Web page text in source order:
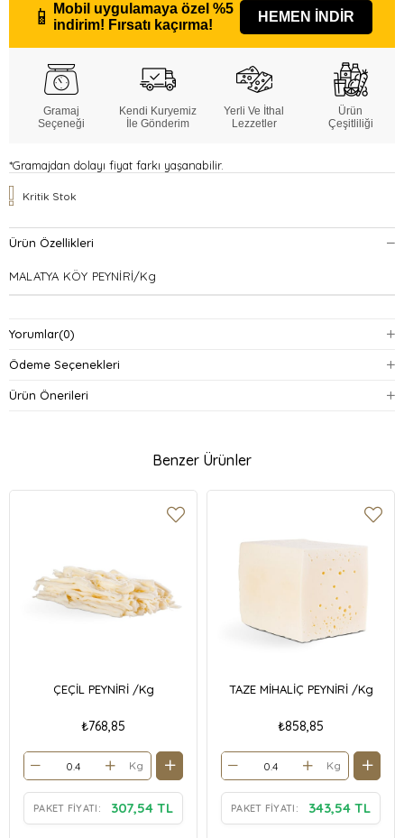
📱 Mobil uygulamaya özel %5
indirim! Fırsatı kaçırma!
HEMEN İNDİR
Gramaj
Seçeneği
Kendi Kuryemiz
İle Gönderim
Yerli Ve İthal
Lezzetler
Ürün
Çeşitliliği
*Gramajdan dolayı fiyat farkı yaşanabilir.
Kritik Stok
Ürün Özellikleri
MALATYA KÖY PEYNİRİ/Kg
Yorumlar(0)
Ödeme Seçenekleri
Ürün Önerileri
Benzer Ürünler
ÇEÇİL PEYNİRİ /Kg
₺768,85
Kg
PAKET FIYATI: 307,54 TL
TAZE MİHALİÇ PEYNİRİ /Kg
₺858,85
Kg
PAKET FIYATI: 343,54 TL